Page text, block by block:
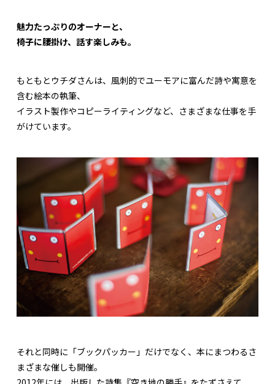
魅力たっぷりのオーナーと、
椅子に腰掛け、話す楽しみも。
もともとウチダさんは、風刺的でユーモアに富んだ詩や寓意を
含む絵本の執筆、
イラスト製作やコピーライティングなど、さまざまな仕事を手
がけています。
それと同時に「ブックパッカー」だけでなく、本にまつわるさ
まざまな催しも開催。